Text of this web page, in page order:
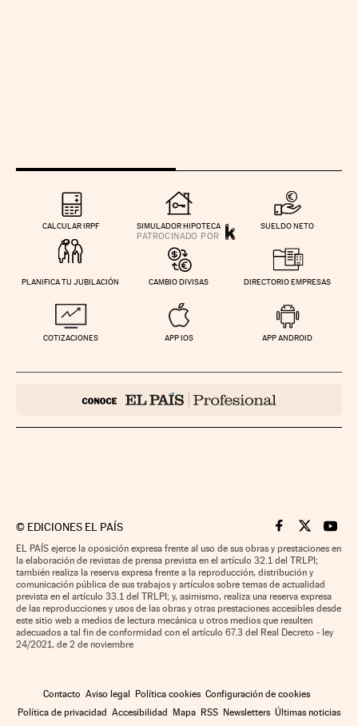
CALCULAR IRPF SIMULADOR HIPOTECA SUELDO NETO
PLANIFICA TU JUBILACIÓN CAMBIO DIVISAS DIRECTORIO EMPRESAS
COTIZACIONES APP IOS APP ANDROID
© EDICIONES EL PAÍS Cinco Días en
Cinco Días
Cinco
EL PAÍS ejerce la oposición expresa frente al uso de sus obras y prestaciones en
la elaboración de revistas de prensa prevista en el artículo 32.1 del TRLPI;
también realiza la reserva expresa frente a la reproducción, distribución y
comunicación pública de sus trabajos y artículos sobre temas de actualidad
prevista en el artículo 33.1 del TRLPI; y, asimismo, realiza una reserva expresa
de las reproducciones y usos de las obras y otras prestaciones accesibles desde
este sitio web a medios de lectura mecánica u otros medios que resulten
adecuados a tal fin de conformidad con el artículo 67.3 del Real Decreto - ley
24/2021, de 2 de noviembre
Contacto Aviso legal Política cookies Configuración de cookies
Política de privacidad Accesibilidad Mapa RSS Newsletters Últimas noticias